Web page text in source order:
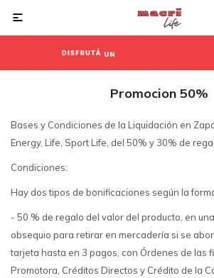

Promocion 50%
Bases y Condiciones de la Liquidación en
Energy, Life, Sport Life, del 50% y 30% de
Condiciones:
Hay dos tipos de bonificaciones según la
- 50 % de regalo del valor del producto, en
obsequio para retirar en mercadería si se
tarjeta hasta en 3 pagos, con Órdenes de las
Promotora, Créditos Directos y Crédito de la